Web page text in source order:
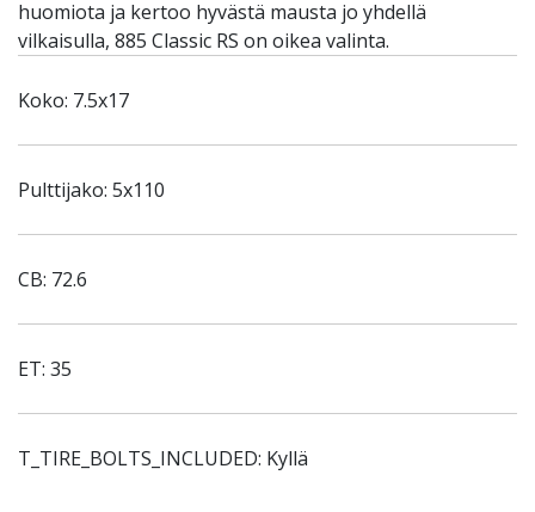
huomiota ja kertoo hyvästä mausta jo yhdellä
vilkaisulla, 885 Classic RS on oikea valinta.
Koko: 7.5x17
Pulttijako: 5x110
CB: 72.6
ET: 35
T_TIRE_BOLTS_INCLUDED: Kyllä